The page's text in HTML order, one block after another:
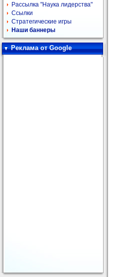
Рассылка "Наука лидерства"
Ссылки
Стратегические игры
Наши баннеры
Реклама от Google